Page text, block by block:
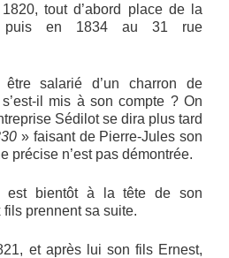
tout d’abord place de la
puis en 1834 au 31 rue
salarié d’un charron de
il mis à son compte ? On
Sédilot se dira plus tard
» faisant de Pierre-Jules son
précise n’est pas démontrée.
est bientôt à la tête de son
prennent sa suite.
et après lui son fils Ernest,